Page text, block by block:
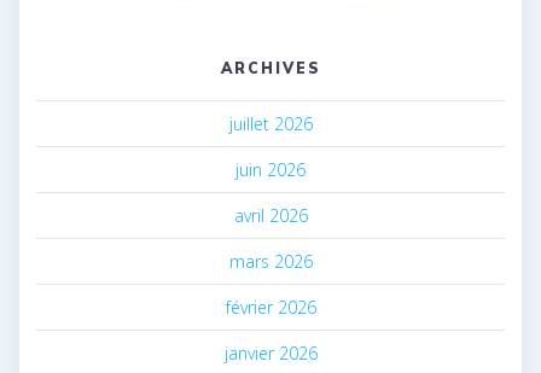
ARCHIVES
juillet 2026
juin 2026
avril 2026
mars 2026
février 2026
janvier 2026